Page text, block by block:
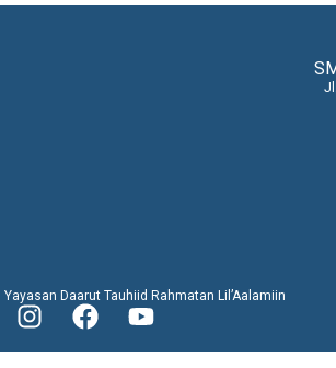
Daarut Tauhiid Rahmatan Lil’Aalamiin